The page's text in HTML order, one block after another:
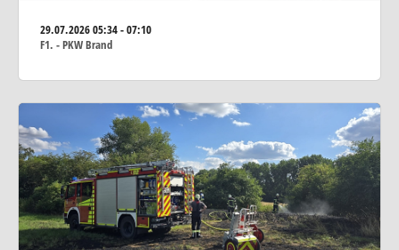
29.07.202605:34 - 07:10
F1. - PKW Brand